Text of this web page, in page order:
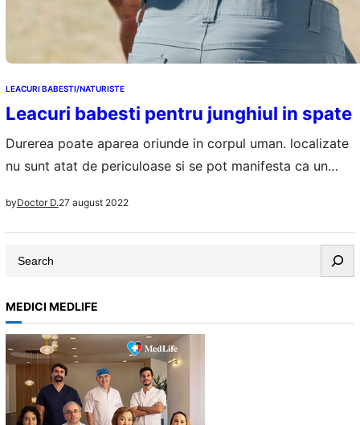
LEACURI BABESTI/NATURISTE
Leacuri babesti pentru junghiul in spate
Durerea poate aparea oriunde in corpul uman. localizate
nu sunt atat de periculoase si se pot manifesta ca un
mai frecvent la nivelul spatelui sau al coastelor, de-a
lungul oaselor, la nivelul pieptului, al ochilor, chiar si la
incheieturi. Junghiul in spate este unul dintre tipurile…
byDoctor D.27 august 2022
a
r
c
h
MEDICI MEDLIFE